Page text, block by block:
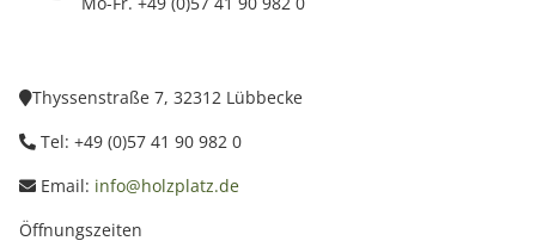
Thyssenstraße 7, 32312 Lübbecke
Tel: +49 (0)57 41 90 982 0
Email: info@holzplatz.de
Öffnungszeiten